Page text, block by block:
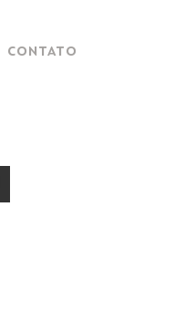
CONTATO